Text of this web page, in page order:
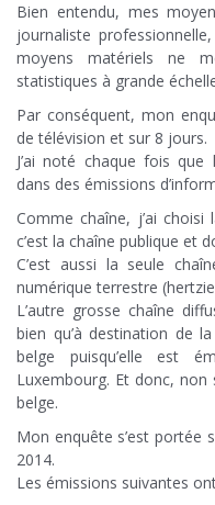
Bien entendu, mes
journaliste
moyens matériels ne
statistiques à grande
Par conséquent, mon
de télévision et sur 8 jours.
J’ai noté chaque fois
dans des émissions
Comme chaîne, j’ai choisi
c’est la chaîne publique et
C’est aussi la seule
numérique terrestre
L’autre grosse chaîne
bien qu’à destination de
belge puisqu’elle est
Luxembourg. Et donc,
belge.
Mon enquête s’est portée
2014.
Les émissions suivantes